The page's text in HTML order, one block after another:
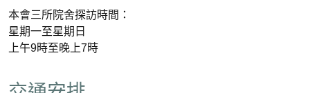
本會三所院舍探訪時間：
星期一至星期日
上午9時至晚上7時